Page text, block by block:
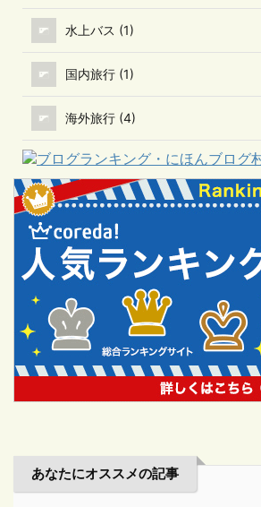
水上バス (1)
国内旅行 (1)
海外旅行 (4)
あなたにオススメの記事